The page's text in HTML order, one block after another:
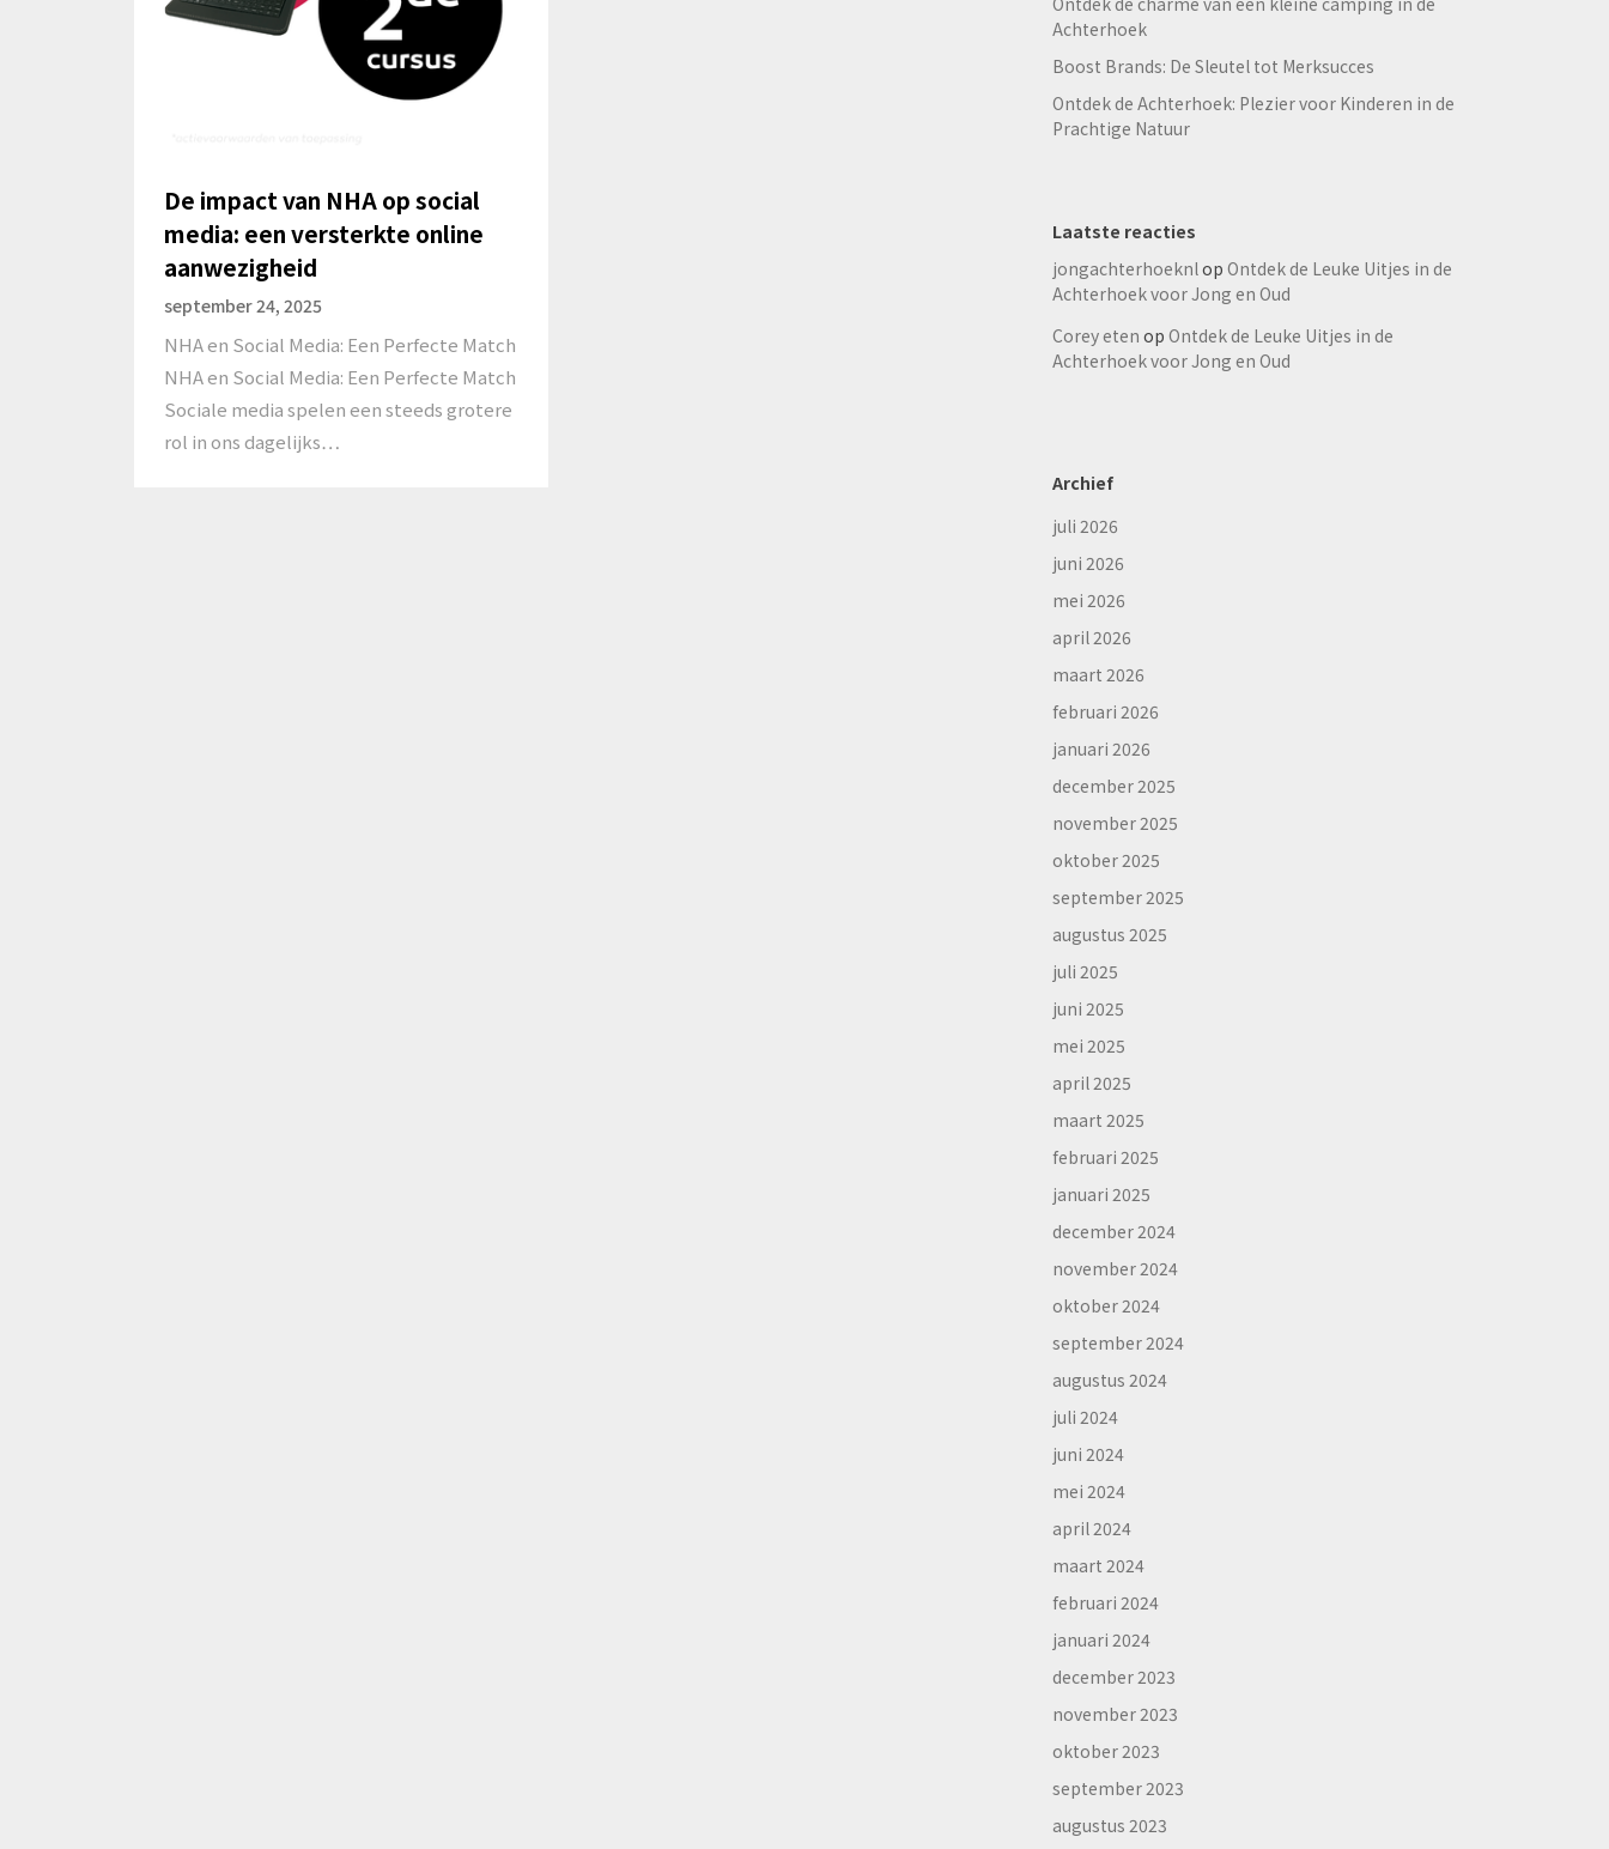
De impact van NHA op social
media: een versterkte online
aanwezigheid
september 24, 2025
NHA en Social Media: Een Perfecte Match
NHA en Social Media: Een Perfecte Match
Sociale media spelen een steeds grotere
rol in ons dagelijks…
Achterhoek
Boost Brands: De Sleutel tot Merksucces
Ontdek de Achterhoek: Plezier voor Kinderen in de
Prachtige Natuur
Laatste reacties
jongachterhoeknlop Ontdek de Leuke Uitjes in de
Achterhoek voor Jong en Oud
Corey eten op Ontdek de Leuke Uitjes in de
Achterhoek voor Jong en Oud
Archief
juli 2026
juni 2026
mei 2026
april 2026
maart 2026
februari 2026
januari 2026
december 2025
november 2025
oktober 2025
september 2025
augustus 2025
juli 2025
juni 2025
mei 2025
april 2025
maart 2025
februari 2025
januari 2025
december 2024
november 2024
oktober 2024
september 2024
augustus 2024
juli 2024
juni 2024
mei 2024
april 2024
maart 2024
februari 2024
januari 2024
december 2023
november 2023
oktober 2023
september 2023
augustus 2023